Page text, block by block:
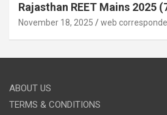
Rajasthan REET Mains 2025
November 18, 2025 web
ABOUT US
TERMS & CONDITIONS